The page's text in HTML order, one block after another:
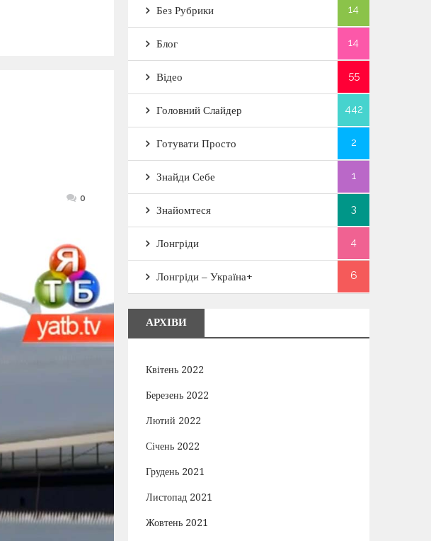
0
Без Рубрики 14
Блог 14
Відео 55
Головний Слайдер 442
Готувати Просто 2
Знайди Себе 1
Знайомтеся 3
Лонгріди 4
Лонгріди – Україна+ 6
АРХІВИ
Квітень 2022
Березень 2022
Лютий 2022
Січень 2022
Грудень 2021
Листопад 2021
Жовтень 2021